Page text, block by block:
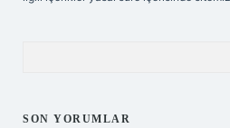
SON YORUMLAR